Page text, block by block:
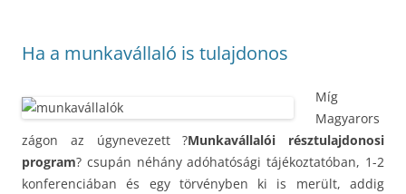
Ha a munkavállaló is tulajdonos
Míg
Magyarors
zágon az úgynevezett ?Munkavállalói résztulajdonosi
program? csupán néhány adóhatósági tájékoztatóban, 1-2
konferenciában és egy törvényben ki is merült, addig